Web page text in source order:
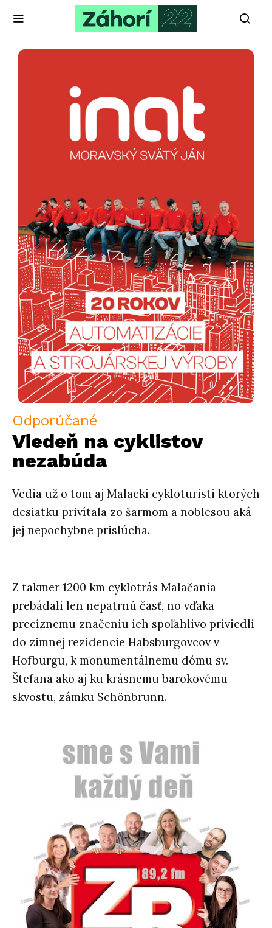
Odporúčané
Viedeň na cyklistov
nezabúda
Vedia už o tom aj Malackí cykloturisti ktorých
desiatku privítala zo šarmom a noblesou aká
jej nepochybne prislúcha.
Z takmer 1200 km cyklotrás Malačania
prebádali len nepatrnú časť, no vďaka
precíznemu značeniu ich spoľahlivo priviedli
do zimnej rezidencie Habsburgovcov v
Hofburgu, k monumentálnemu dómu sv.
Štefana ako aj ku krásnemu barokovému
skvostu, zámku Schönbrunn.